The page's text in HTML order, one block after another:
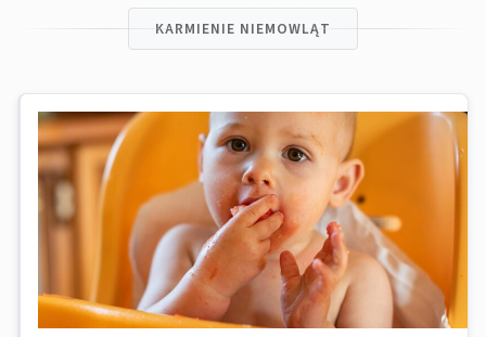
KARMIENIE NIEMOWLĄT